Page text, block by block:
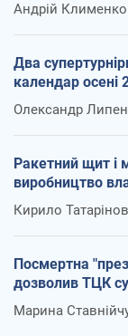
Андрій Клименко
Два
календар осені
Олександр
Ракетний щит і
виробництво
Кирило Татарінов
Посмертна
дозволив ТЦК
Марина